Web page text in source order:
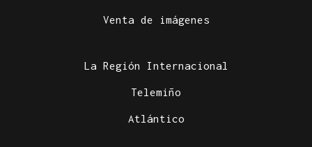
Venta de imágenes
La Región Internacional
Telemiño
Atlántico